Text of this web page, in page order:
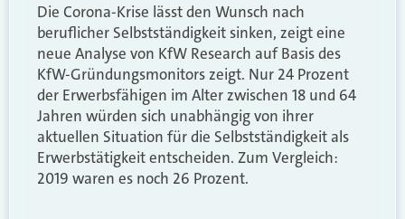
Die Corona-Krise lässt den Wunsch nach
beruflicher Selbstständigkeit sinken, zeigt eine
neue Analyse von KfW Research auf Basis des
KfW-Gründungsmonitors zeigt. Nur 24 Prozent
der Erwerbsfähigen im Alter zwischen 18 und 64
Jahren würden sich unabhängig von ihrer
aktuellen Situation für die Selbstständigkeit als
Erwerbstätigkeit entscheiden. Zum Vergleich:
2019 waren es noch 26 Prozent.